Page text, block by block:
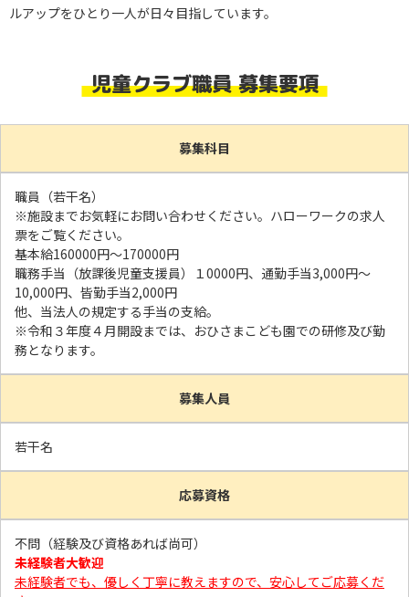
ルアップをひとり一人が日々目指しています。
児童クラブ職員 募集要項
募集科目
職員（若干名）
※施設までお気軽にお問い合わせください。ハローワークの求人
票をご覧ください。
基本給160000円～170000円
職務手当（放課後児童支援員）１0000円、通勤手当3,000円～
10,000円、皆勤手当2,000円
他、当法人の規定する手当の支給。
※令和３年度４月開設までは、おひさまこども園での研修及び勤
務となります。
募集人員
若干名
応募資格
不問（経験及び資格あれば尚可）
未経験者大歓迎
未経験者でも、優しく丁寧に教えますので、安心してご応募くだ